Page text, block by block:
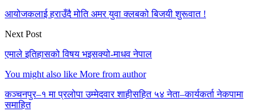
आयोजकलाई हराउँदै मोति अमर युवा क्लबको बिजयी शुरूवात !
Next Post
एमाले इतिहासको विषय भइसक्यो-माधव नेपाल
You might also like More from author
कञ्चनपुर–१ मा प्रलोपा उम्मेदवार शाहीसहित ५४ नेता–कार्यकर्ता नेकपामा
समाहित